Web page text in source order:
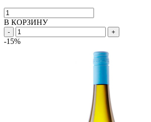
В КОРЗИНУ
- +
-15%